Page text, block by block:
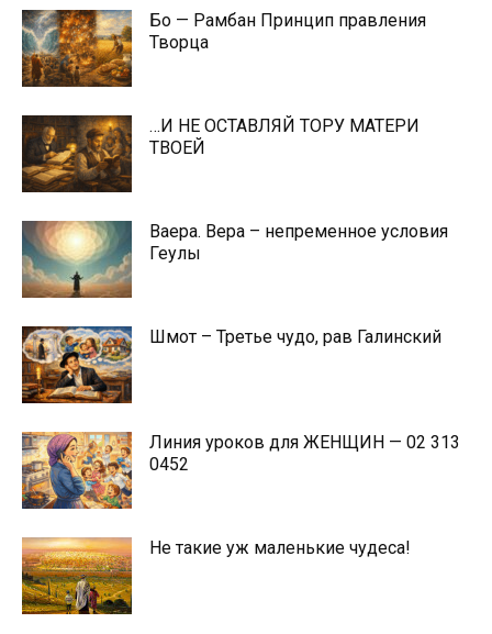
Бо — Рамбан Принцип правления
Творца
…И НЕ ОСТАВЛЯЙ ТОРУ МАТЕРИ
ТВОЕЙ
Ваера. Вера – непременное условия
Геулы
Шмот – Третье чудо, рав Галинский
Линия уроков для ЖЕНЩИН — 02 313
0452
Не такие уж маленькие чудеса!